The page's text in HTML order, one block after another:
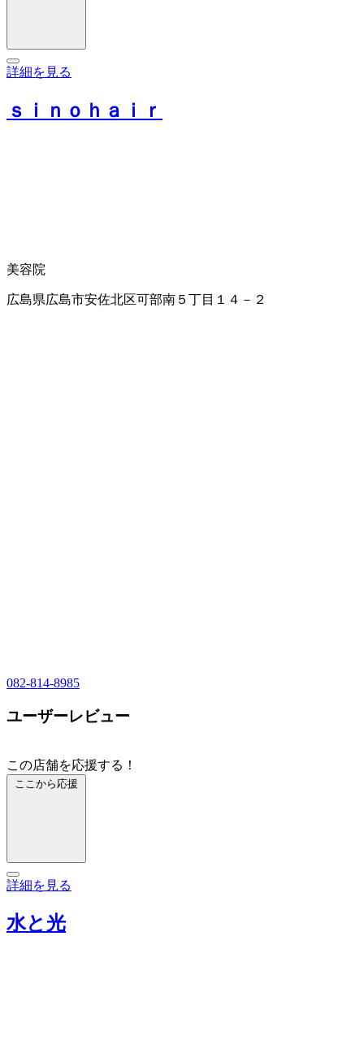
詳細を見る
ｓｉｎｏｈａｉｒ
美容院
広島県広島市安佐北区可部南５丁目１４－２
082-814-8985
ユーザーレビュー
この店舗を応援する！
ここから応援
詳細を見る
水と光